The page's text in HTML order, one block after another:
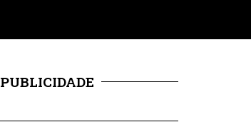
PUBLICIDADE